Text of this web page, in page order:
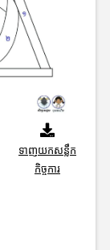
ទាញយកសន្លឹក
កិច្ចការ